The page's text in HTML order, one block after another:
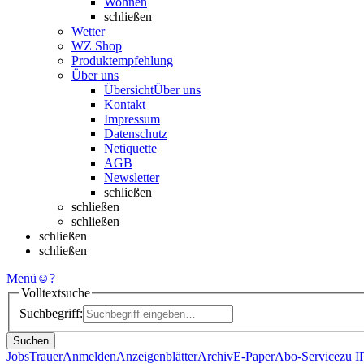
schließen
Wetter
WZ Shop
Produktempfehlung
Über uns
ÜbersichtÜber uns
Kontakt
Impressum
Datenschutz
Netiquette
AGB
Newsletter
schließen
schließen
schließen
schließen
schließen
Menü ☺?
Volltextsuche
Suchbegriff:
Suchen
JobsTrauerAnmeldenAnzeigenblätterArchivE-PaperAbo-Servicezu